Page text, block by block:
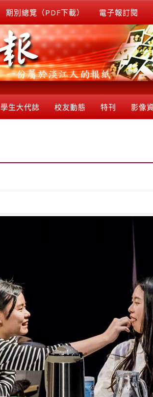
期別總覽（PDF下載） 電子報訂閱
學生大代誌 校友動態 特刊 影像